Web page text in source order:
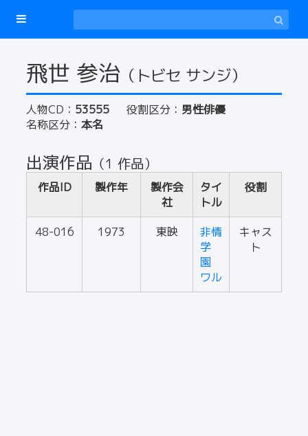
飛世 参治 （トビセ サンジ）
人物CD： 53555 役割区分： 男性俳優
名称区分： 本名
出演作品 （1 作品）
作品ID 製作年
製作会
社
タイ
トル
役割
48-016 1973 東映
非情
学
園
ワル
キャス
ト